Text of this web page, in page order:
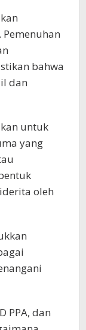
bahwa
dan
untuk
yang
oleh
PPA, dan